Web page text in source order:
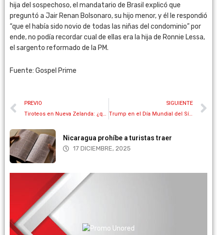
hija del sospechoso, el mandatario de Brasil explicó que
preguntó a Jair Renan Bolsonaro, su hijo menor, y él le respondió
“que el había sido novio de todas las niñas del condominio” por
ende, no podía recordar cual de ellas era la hija de Ronnie Lessa,
el sargento reformado de la PM.
Fuente: Gospel Prime
PREVIO
Tiroteos en Nueva Zelanda: ¿qué deberían hacer las redes sociales ante mensajes de odio?
SIGUIENTE
Trump en el Día Mundial del Síndrome de Down: ‘¡Siempre defenderemos la VIDA!’
Nicaragua prohíbe a turistas traer
17 DICIEMBRE, 2025
¡Transmita desde la nube! Ofrecemos servicios
virtuales en la nube para que transmita sin
necesdad de tener sus propios equipos.